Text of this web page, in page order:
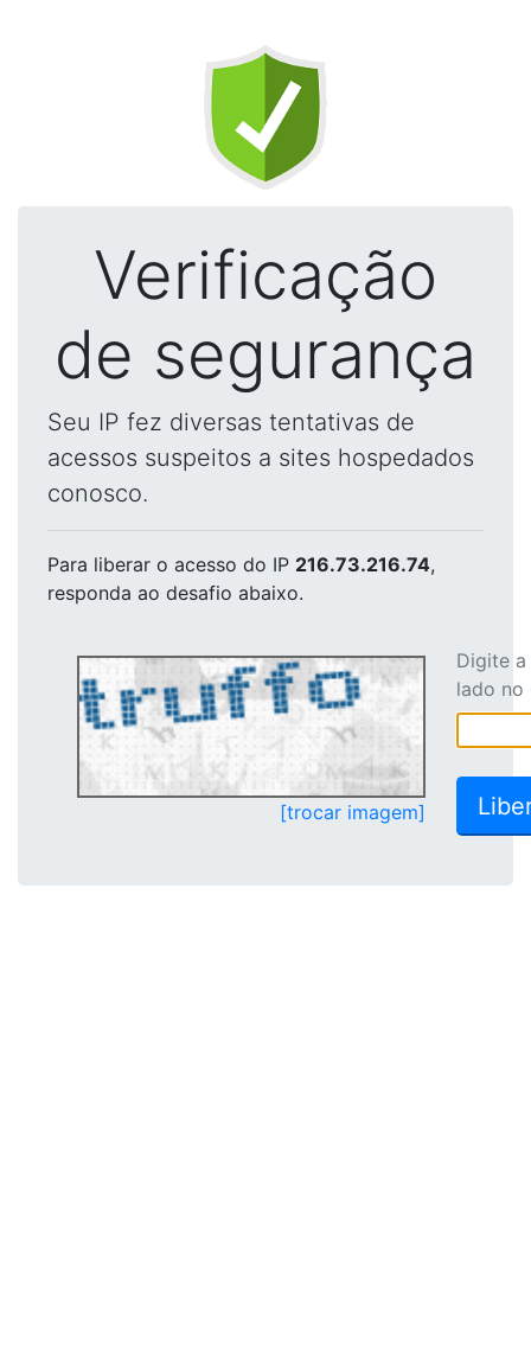
Verificação
de segurança
Seu IP fez diversas tentativas de
acessos suspeitos a sites hospedados
conosco.
Para liberar o acesso do IP 216.73.216.74,
responda ao desafio abaixo.
[trocar imagem]
Digite
lado no